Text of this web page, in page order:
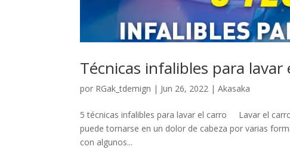
Técnicas infalibles para lavar
por RGak_tdemign | Jun 26, 2022 |Akasaka
5 técnicas infalibles para lavar el carro Lavar el
puede tornarse en un dolor de cabeza por varias
con algunos...